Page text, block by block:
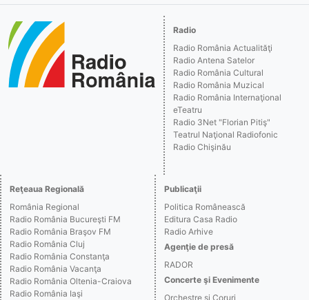
Radio
Radio România Actualităţi
Radio Antena Satelor
Radio România Cultural
Radio România Muzical
Radio România Internaţional
eTeatru
Radio 3Net "Florian Pitiş"
Teatrul Naţional Radiofonic
Radio Chişinău
Reţeaua Regională
România Regional
Radio România Bucureşti FM
Radio România Braşov FM
Radio România Cluj
Radio România Constanţa
Radio România Vacanţa
Radio România Oltenia-Craiova
Radio România Iaşi
Publicaţii
Politica Românească
Editura Casa Radio
Radio Arhive
Agenţie de presă
RADOR
Concerte şi Evenimente
Orchestre şi Coruri